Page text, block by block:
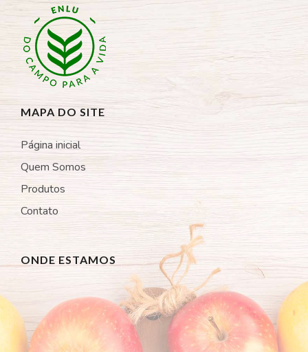
MAPA DO SITE
Página inicial
Quem Somos
Produtos
Contato
ONDE ESTAMOS